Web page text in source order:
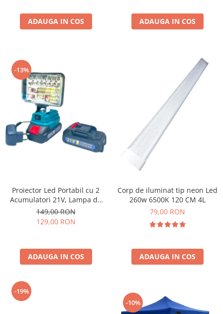
ADAUGA IN COS ADAUGA IN COS
-13%
Proiector Led Portabil cu 2
Acumulatori 21V, Lampa de
Lucru cu Incarcator, Ultra-
Puternic
149,00 RON
129,00 RON
ADAUGA IN COS
Corp de iluminat tip neon Led
260w 6500K 120 CM 4L
79,00 RON
ADAUGA IN COS
-19%
-10%